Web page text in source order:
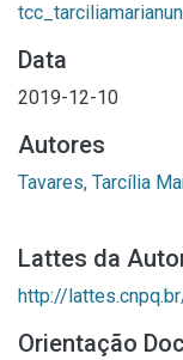
Data
2019-12-10
Autores
Tavares, Tarcília
Lattes da
http://
Orientação